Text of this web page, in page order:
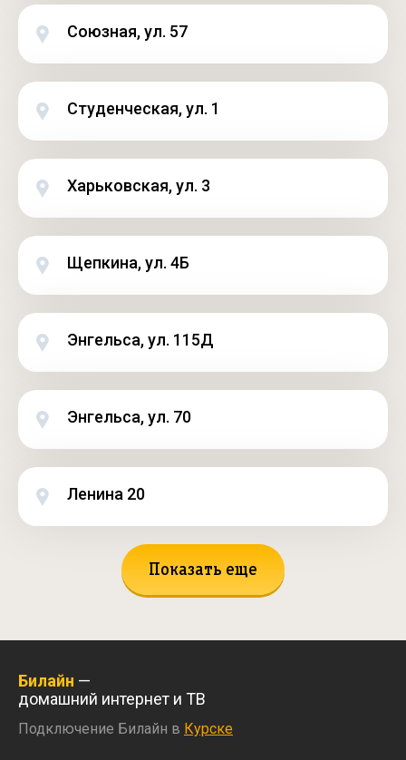
Союзная, ул. 57
Студенческая, ул. 1
Харьковская, ул. 3
Щепкина, ул. 4Б
Энгельса, ул. 115Д
Энгельса, ул. 70
Ленина 20
Показать еще
Билайн —
домашний интернет и ТВ
Подключение Билайн в Курске